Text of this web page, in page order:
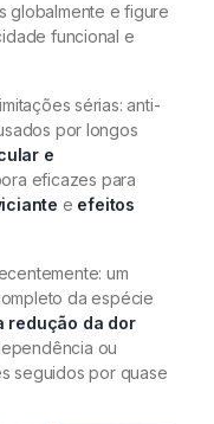
globalmente e figure
funcional e
sérias: anti-
por longos
e
eficazes para
e efeitos
um
da espécie
redução da dor
ou
seguidos por quase